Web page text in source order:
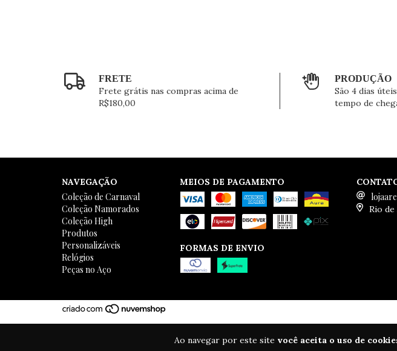
Ao navegar por este site você aceita o uso de
FRETE
Frete grátis nas compras acima de
R$180,00
PRODUÇÃO
São 4 dias
tempo de
NAVEGAÇÃO
Coleção de Carnaval
Coleção Namorados
Coleção High
Produtos
Personalizáveis
Relógios
Peças no Aço
MEIOS DE PAGAMENTO
FORMAS DE ENVIO
Rio de